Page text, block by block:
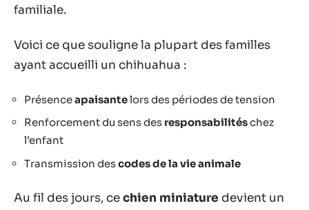
familiale.
Voici ce que souligne la plupart des familles
ayant accueilli un chihuahua :
Présenceapaisantelors des périodes de tension
Renforcement du sens des responsabilitéschez
l’enfant
Transmission descodes de la vie animale
Au fil des jours, cechien miniature devient un